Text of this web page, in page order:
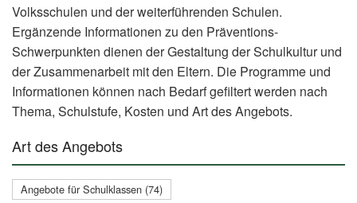
Volksschulen und der weiterführenden Schulen.
Ergänzende Informationen zu den Präventions-
Schwerpunkten dienen der Gestaltung der Schulkultur und
der Zusammenarbeit mit den Eltern. Die Programme und
Informationen können nach Bedarf gefiltert werden nach
Thema, Schulstufe, Kosten und Art des Angebots.
Art des Angebots
Angebote für Schulklassen (74)